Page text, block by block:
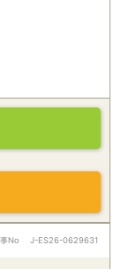
No J-ES26-0629631